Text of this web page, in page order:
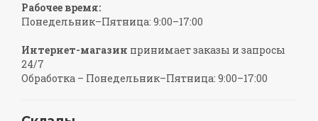
Рабочее время:
Понедельник–Пятница: 9:00–17:00
Интернет-магазин принимает заказы и запросы
24/7
Обработка – Понедельник–Пятница: 9:00–17:00